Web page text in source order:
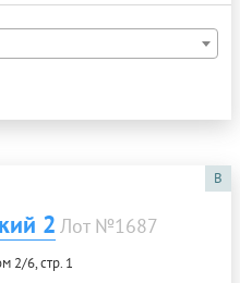
B
2 Лот №1687
2/6, стр. 1